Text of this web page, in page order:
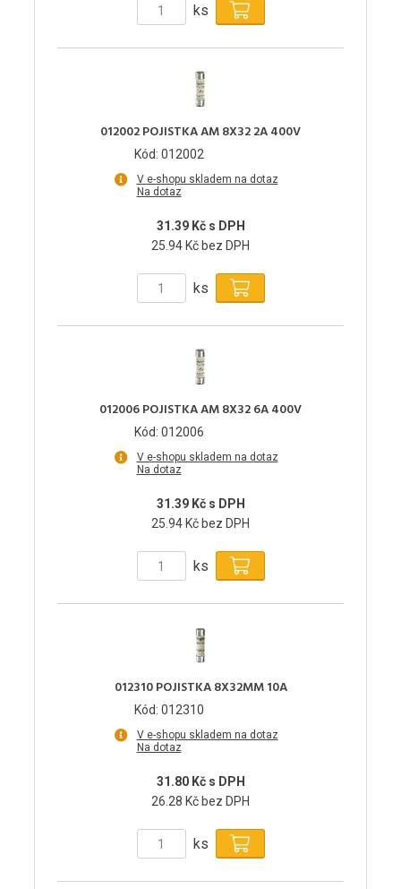
ks
012002 POJISTKA AM 8X32 2A 400V
Kód: 012002
V e-shopu skladem na dotaz
Na dotaz
31.39 Kč s DPH
25.94 Kč bez DPH
ks
012006 POJISTKA AM 8X32 6A 400V
Kód: 012006
V e-shopu skladem na dotaz
Na dotaz
31.39 Kč s DPH
25.94 Kč bez DPH
ks
012310 POJISTKA 8X32MM 10A
Kód: 012310
V e-shopu skladem na dotaz
Na dotaz
31.80 Kč s DPH
26.28 Kč bez DPH
ks